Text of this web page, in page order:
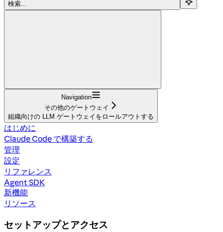
検索...
Navigation
その他のゲートウェイ
組織向けの LLM ゲートウェイをロールアウトする
はじめに
Claude Code で構築する
管理
設定
リファレンス
Agent SDK
新機能
リソース
セットアップとアクセス